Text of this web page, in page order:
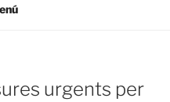
urgents per